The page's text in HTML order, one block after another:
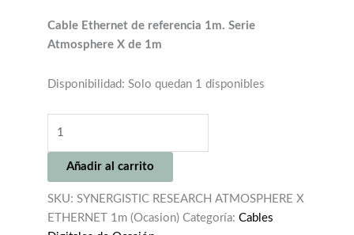
650,00€.325,00€.
Cable Ethernet de referencia 1m. Serie
Atmosphere X de 1m
Disponibilidad: Solo quedan 1 disponibles
ATMOSPHERE
X
ETHERNET
1m
Añadir al carrito
SKU: SYNERGISTIC RESEARCH ATMOSPHERE X
ETHERNET 1m (Ocasion) Categoría: Cables